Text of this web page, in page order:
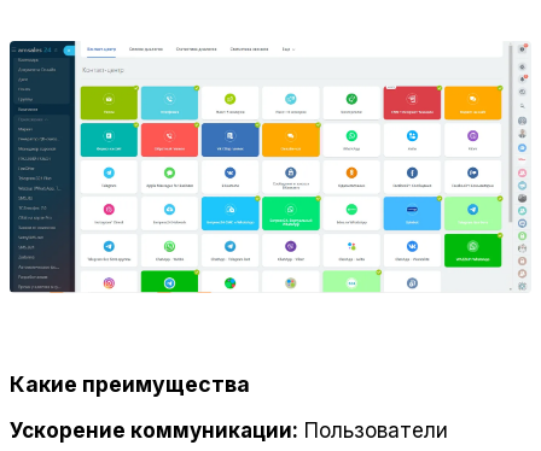
Какие преимущества
Ускорение коммуникации: Пользователи